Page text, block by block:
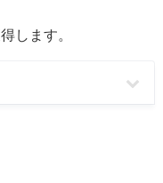
します。